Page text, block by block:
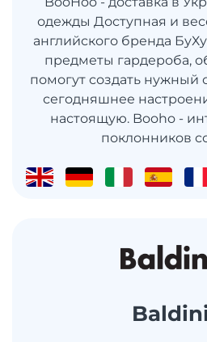
одежды Доступная и
английского бренда
предметы гардероба,
помогут создать нужный
сегодняшнее
настоящую. Booho -
поклонников